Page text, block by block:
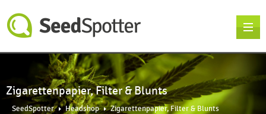
Zigarettenpapier, Filter & Blunts
SeedSpotter Headshop Zigarettenpapier, Filter & Blunts